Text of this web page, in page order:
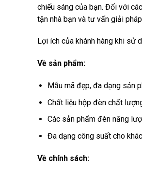
chiếu sáng của bạn. Đối với
tận nhà bạn và tư vấn giải
Lợi ích của khánh hàng khi sử
Về sản phẩm:
Mẫu mã đẹp, đa dạng sản
Chất liệu hộp đèn chất
Các sản phẩm đèn năng
Đa dạng công suất cho
Về chính sách: